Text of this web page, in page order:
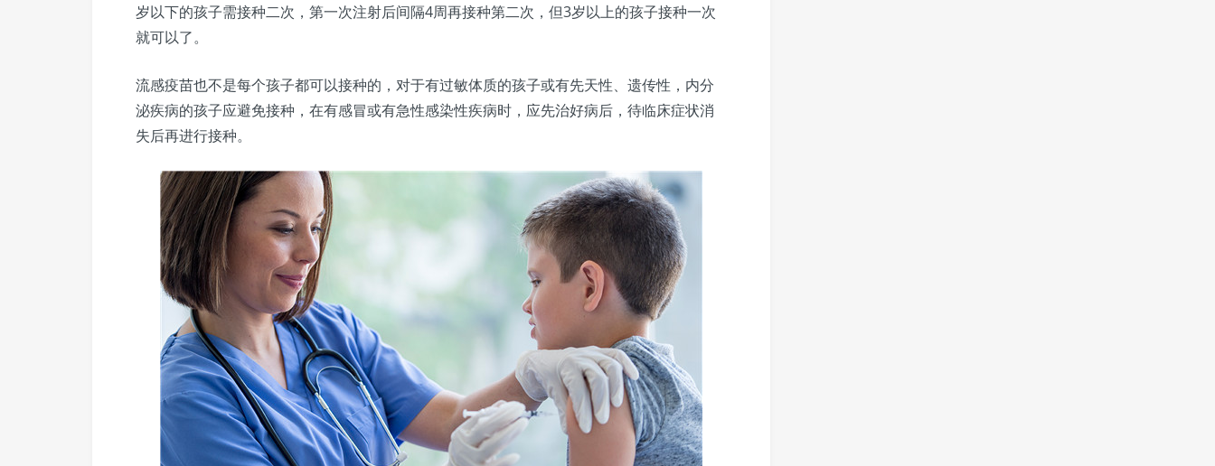
岁以下的孩子需接种二次，第一次注射后间隔4周再接种第二次，但3岁以上的孩子接种一次
就可以了。
流感疫苗也不是每个孩子都可以接种的，对于有过敏体质的孩子或有先天性、遗传性，内分
泌疾病的孩子应避免接种，在有感冒或有急性感染性疾病时，应先治好病后，待临床症状消
失后再进行接种。